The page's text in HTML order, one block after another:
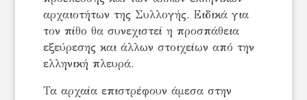
αρχαιοτήτων της Συλλογής. Ειδικά για
τον πίθο θα συνεχιστεί η προσπάθεια
εξεύρεσης και άλλων στοιχείων από την
ελληνική πλευρά.
Τα αρχαία επιστρέφουν άμεσα στην